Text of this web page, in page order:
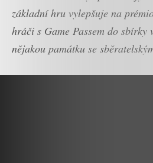
základní hru vylepšuje na
hráči s Game Passem do
nějakou památku se